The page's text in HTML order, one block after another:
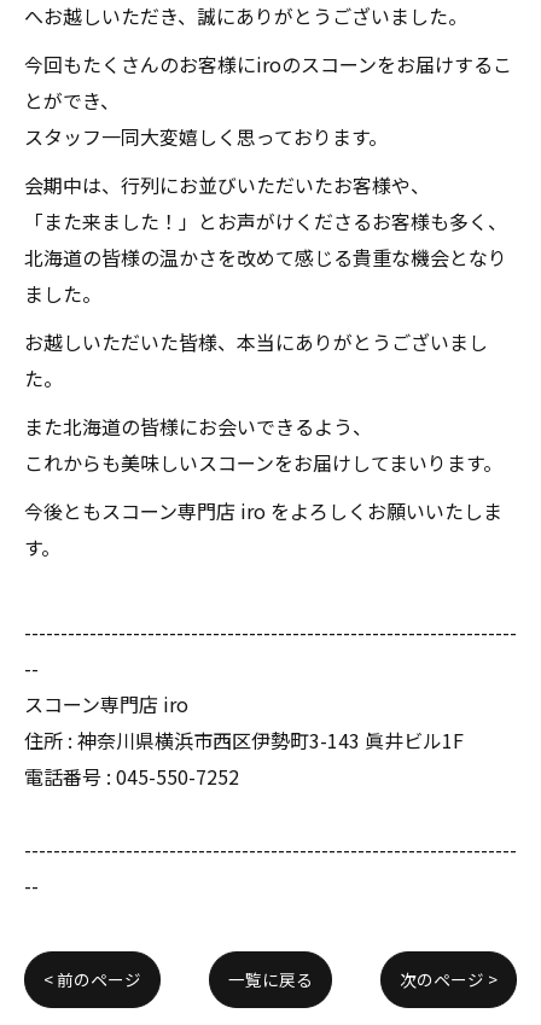
へお越しいただき、誠にありがとうございました。
今回もたくさんのお客様にiroのスコーンをお届けするこ
とができ、
スタッフ一同大変嬉しく思っております。
会期中は、行列にお並びいただいたお客様や、
「また来ました！」とお声がけくださるお客様も多く、
北海道の皆様の温かさを改めて感じる貴重な機会となり
ました。
お越しいただいた皆様、本当にありがとうございまし
た。
また北海道の皆様にお会いできるよう、
これからも美味しいスコーンをお届けしてまいります。
今後ともスコーン専門店 iro をよろしくお願いいたしま
す。
--------------------------------------------------------------------
--
スコーン専門店 iro
住所 : 神奈川県横浜市西区伊勢町3-143 眞井ビル1F
電話番号 : 045-550-7252
--------------------------------------------------------------------
--
< 前のページ 一覧に戻る 次のページ >